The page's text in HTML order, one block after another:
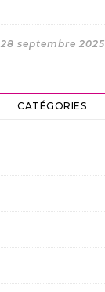
28 septembre 2025
CATÉGORIES